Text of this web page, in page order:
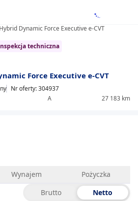
techniczna
Force Executive e-CVT
A 27 183 km
Nr oferty: 304937
Wynajem
Pożyczka
Brutto
Netto